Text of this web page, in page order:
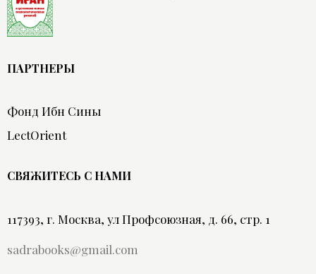
ПАРТНЕРЫ
Фонд Ибн Сины
LectOrient
СВЯЖИТЕСЬ С НАМИ
117393, г. Москва, ул Профсоюзная, д. 66, стр. 1
sadrabooks@gmail.com